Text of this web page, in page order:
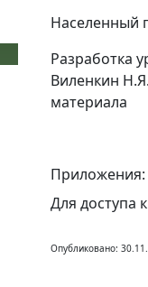
Населенный
Разработка
Виленкин
материала
Приложения:
Для доступа
Опубликовано: